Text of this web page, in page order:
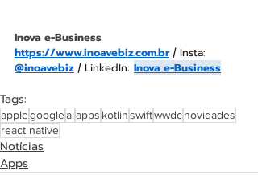
Inova e-Business
https://www.inoavebiz.com.br | Insta:
@inoavebiz | LinkedIn: Inova e-Business
Tags:
applegoogleaiapps kotlinswiftwwdcnovidades
react native
Notícias
Apps